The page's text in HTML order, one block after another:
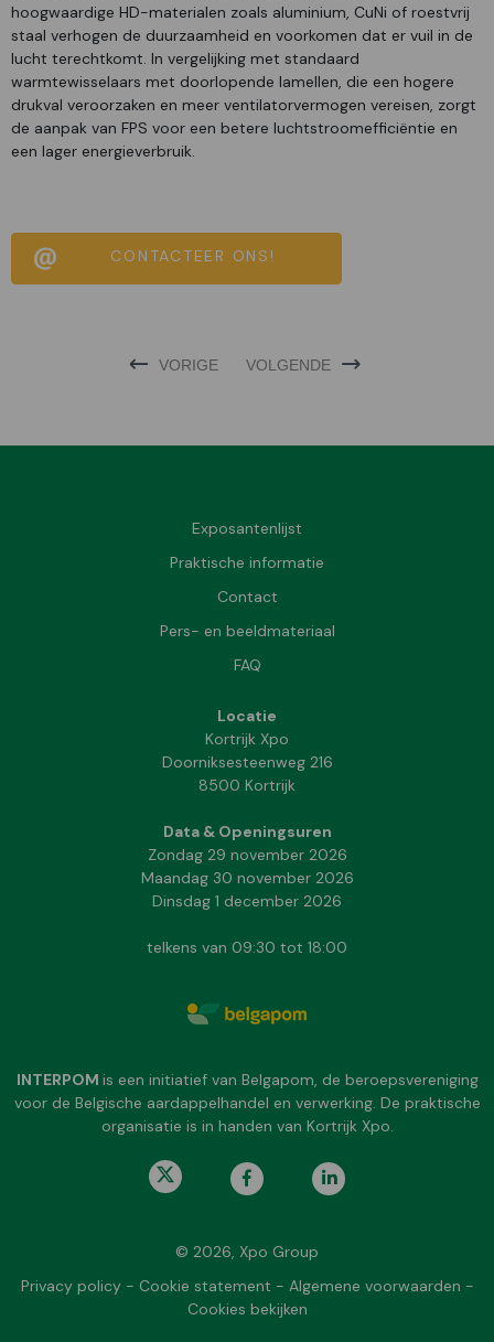
hoogwaardige HD-materialen zoals aluminium, CuNi of roestvrij
staal verhogen de duurzaamheid en voorkomen dat er vuil in de
lucht terechtkomt. In vergelijking met standaard
warmtewisselaars met doorlopende lamellen, die een hogere
drukval veroorzaken en meer ventilatorvermogen vereisen, zorgt
de aanpak van FPS voor een betere luchtstroomefficiëntie en
een lager energieverbruik.
CONTACTEER ONS!
VORIGE VOLGENDE
Exposantenlijst
Praktische informatie
Contact
Pers- en beeldmateriaal
FAQ
Locatie
Kortrijk Xpo
Doorniksesteenweg 216
8500 Kortrijk
Data & Openingsuren
Zondag 29 november 2026
Maandag 30 november 2026
Dinsdag 1 december 2026
telkens van 09:30 tot 18:00
INTERPOM is een initiatief van Belgapom, de beroepsvereniging
voor de Belgische aardappelhandel en verwerking. De praktische
organisatie is in handen van Kortrijk Xpo.
© 2026, Xpo Group
Privacy policy- Cookie statement - Algemene voorwaarden -
Cookies bekijken